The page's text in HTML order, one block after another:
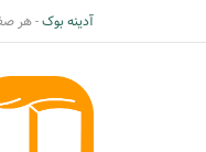
آدینه بوک- هر